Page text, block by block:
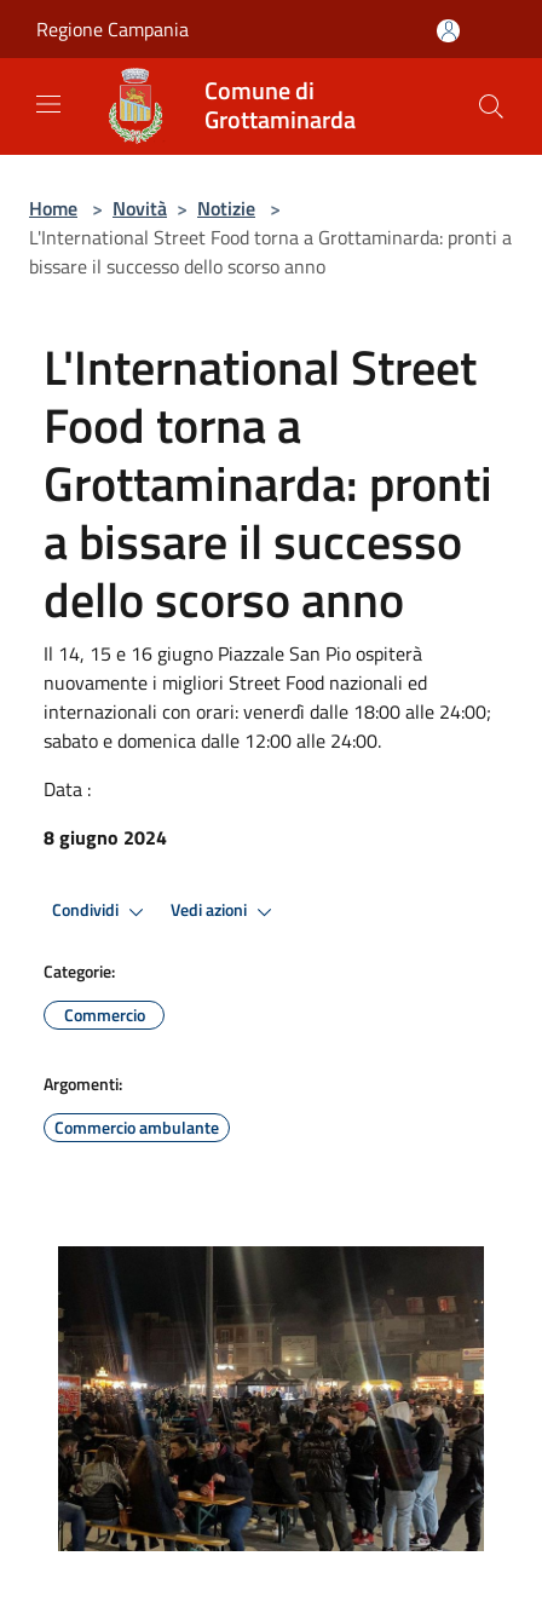
Regione Campania
Comune di
Grottaminarda
Home > Novità > Notizie >
L'International Street Food torna a Grottaminarda: pronti a
bissare il successo dello scorso anno
L'International Street
Food torna a
Grottaminarda: pronti
a bissare il successo
dello scorso anno
Il 14, 15 e 16 giugno Piazzale San Pio ospiterà
nuovamente i migliori Street Food nazionali ed
internazionali con orari: venerdì dalle 18:00 alle 24:00;
sabato e domenica dalle 12:00 alle 24:00.
Data :
8 giugno 2024
Condividi Vedi azioni
Categorie:
Commercio
Argomenti:
Commercio ambulante